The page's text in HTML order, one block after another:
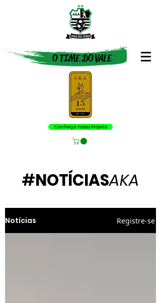
O TIME DO VALE
Conheça nosso Projeto
#NOTÍCIASAKA
Notícias Registre-se